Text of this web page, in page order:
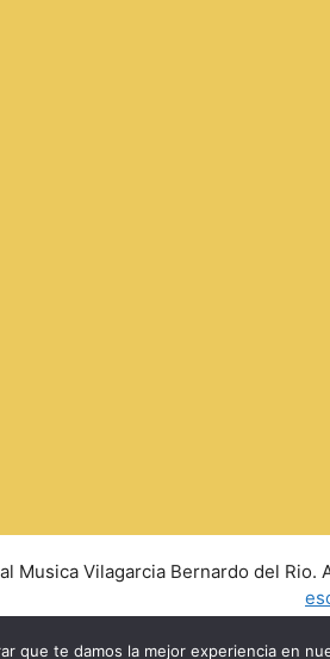
Musica Vilagarcia Bernardo del
Aviso Legal
que te damos la mejor experiencia en